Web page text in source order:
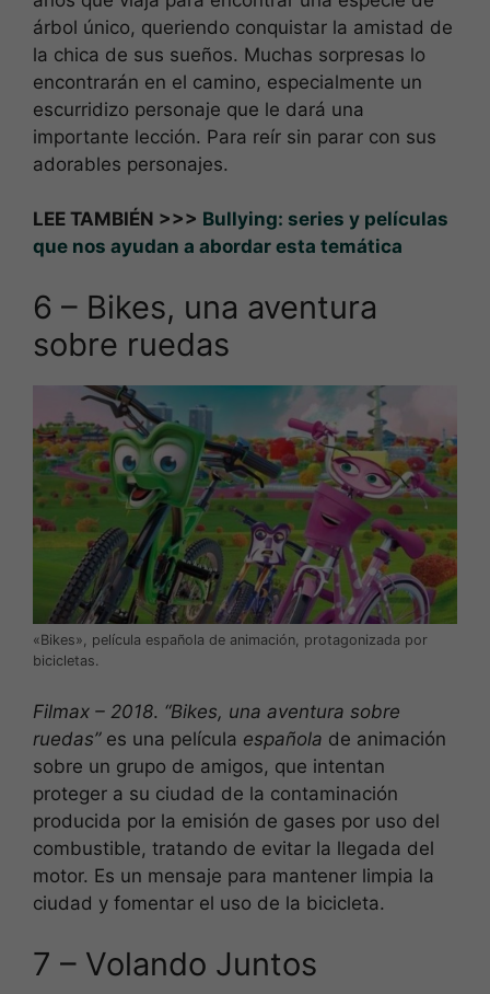
árbol único, queriendo conquistar la amistad de
la chica de sus sueños. Muchas sorpresas lo
encontrarán en el camino, especialmente un
escurridizo personaje que le dará una
importante lección. Para reír sin parar con sus
adorables personajes.
LEE TAMBIÉN >>> Bullying: series y películas
que nos ayudan a abordar esta temática
6 – Bikes, una aventura
sobre ruedas
«Bikes», película española de animación, protagonizada por
bicicletas.
Filmax – 2018. “Bikes, una aventura sobre
ruedas”es una película española de animación
sobre un grupo de amigos, que intentan
proteger a su ciudad de la contaminación
producida por la emisión de gases por uso del
combustible, tratando de evitar la llegada del
motor. Es un mensaje para mantener limpia la
ciudad y fomentar el uso de la bicicleta.
7 – Volando Juntos